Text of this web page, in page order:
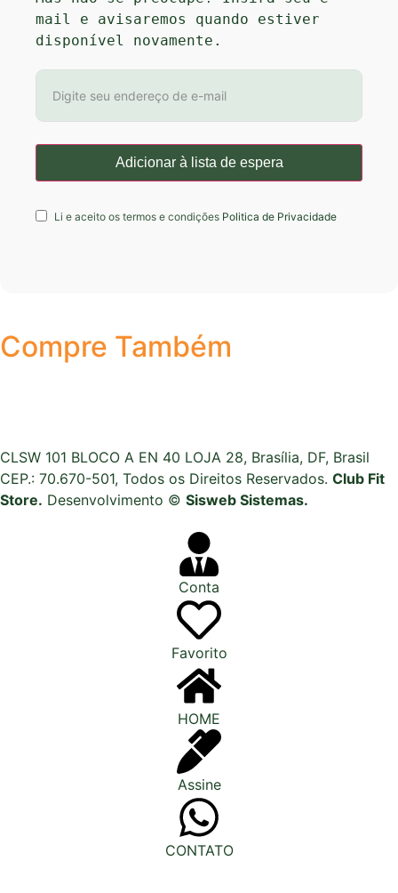
mail e avisaremos quando estiver
disponível novamente.
Li e aceito os termos e condições Politica de Privacidade
Compre Também
CLSW 101 BLOCO A EN 40 LOJA 28, Brasília, DF, Brasil
CEP.: 70.670-501, Todos os Direitos Reservados. Club Fit
Store. Desenvolvimento © Sisweb Sistemas.
Conta
Favorito
HOME
Assine
CONTATO